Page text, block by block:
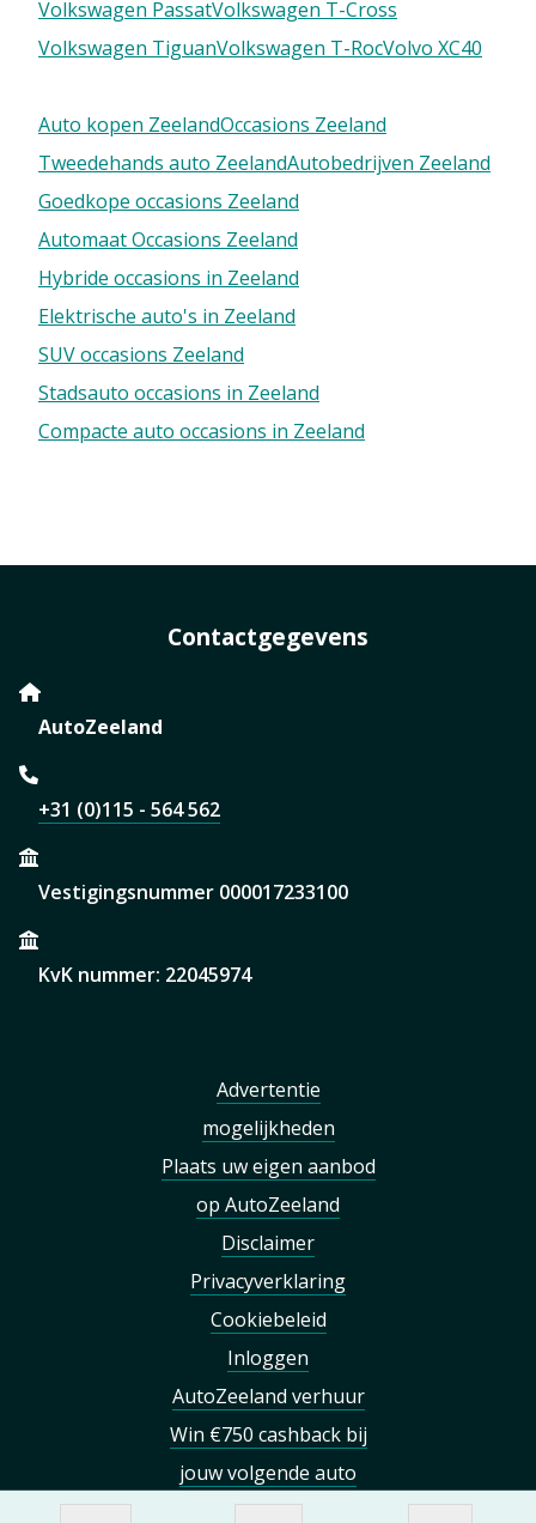
Toyota YarisVolkswagen GolfVolkswagen Polo
Volkswagen PassatVolkswagen T-Cross
Auto kopen ZeelandOccasions Zeeland
Tweedehands auto ZeelandAutobedrijven Zeeland
Goedkope occasions Zeeland
Automaat Occasions Zeeland
Hybride occasions in Zeeland
Elektrische auto's in Zeeland
SUV occasions Zeeland
Stadsauto occasions in Zeeland
Advertentie
mogelijkheden
Plaats uw eigen aanbod
op AutoZeeland
Disclaimer
Privacyverklaring
Cookiebeleid
Inloggen
AutoZeeland verhuur
Win €750 cashback bij